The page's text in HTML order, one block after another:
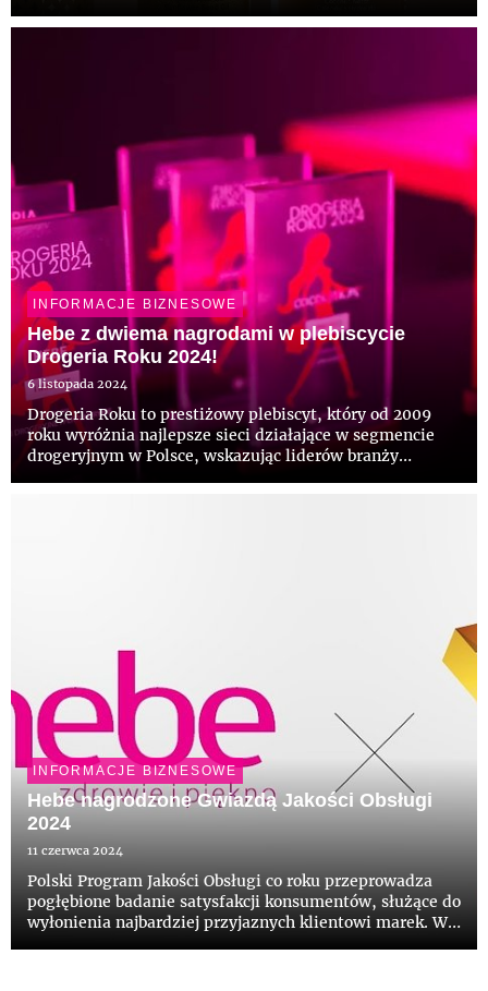
potwierdzenie jakości autorskich kosmetyków Hebe,
INFORMACJE BIZNESOWE
Hebe z dwiema nagrodami w plebiscycie
Drogeria Roku 2024!
6 listopada 2024
Drogeria Roku to prestiżowy plebiscyt, który od 2009
roku wyróżnia najlepsze sieci działające w segmencie
drogeryjnym w Polsce, wskazując liderów branży
INFORMACJE BIZNESOWE
​Hebe nagrodzone Gwiazdą Jakości Obsługi
2024
11 czerwca 2024
Polski Program Jakości Obsługi co roku przeprowadza
pogłębione badanie satysfakcji konsumentów, służące do
wyłonienia najbardziej przyjaznych klientowi marek. W